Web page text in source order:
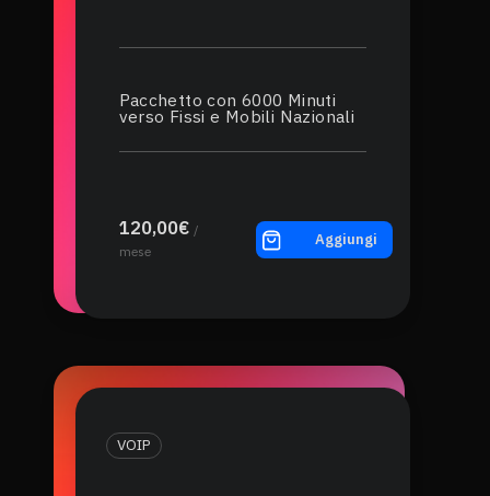
Pacchetto con 6000 Minuti
verso Fissi e Mobili Nazionali
120,00€ /
mese
Aggiungi
VOIP